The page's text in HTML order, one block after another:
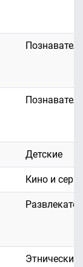
Детские
Кино и
Этнические